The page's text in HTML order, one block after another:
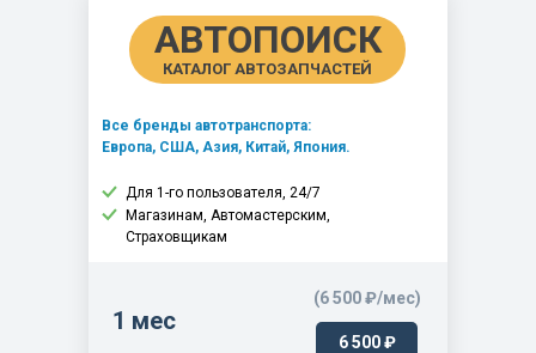
Opel
Pontiac
Saab Exchange
КАТАЛОГ АВТОЗАПЧАСТЕЙ
АВТОПОИСК
(6 500 ₽/мес)
6 500 ₽
Все бренды автотранспорта:
Европа, США, Азия, Китай, Япония.
Магазинам, Автомастерским,
Страховщикам
Для 1-го пользователя, 24/7
1 мес